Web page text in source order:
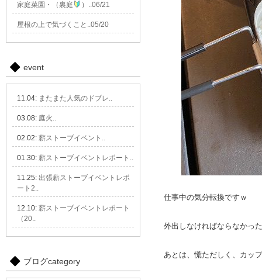
仕事中の気分転換ですｗ
外出しなければならなかっ
あとは、慌ただしく、カッ
家庭菜園・（裏庭 ）..06/21
屋根の上で気づくこと..05/20
event
11.04: またまた人気のドブレ..
03.08: 庭火..
02.02: 薪ストーブイベント..
01.30: 薪ストーブイベントレポート..
11.25: 出張薪ストーブイベントレポ
ート2..
12.10: 薪ストーブイベントレポート
（20..
ブログcategory